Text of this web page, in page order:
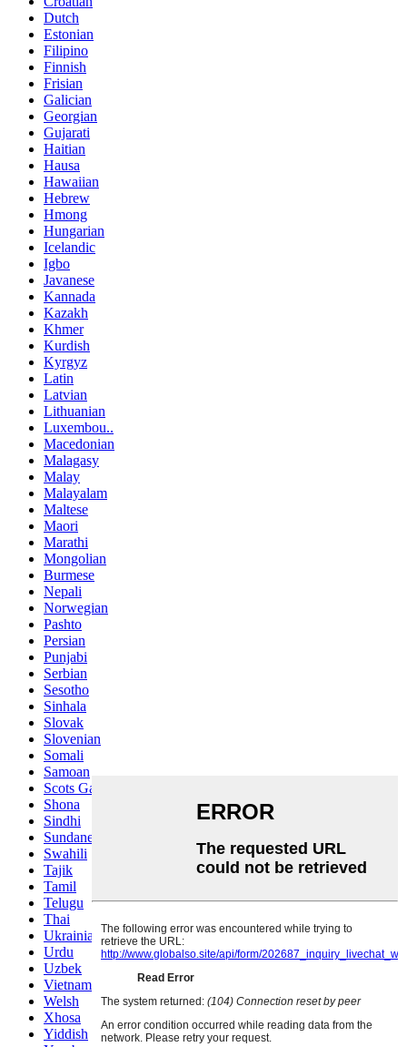
Dutch
Estonian
Filipino
Finnish
Frisian
Galician
Georgian
Gujarati
Haitian
Hausa
Hawaiian
Hebrew
Hmong
Hungarian
Icelandic
Igbo
Javanese
Kannada
Kazakh
Khmer
Kurdish
Kyrgyz
Latin
Latvian
Lithuanian
Luxembou..
Macedonian
Malagasy
Malay
Malayalam
Maltese
Maori
Marathi
Mongolian
Burmese
Nepali
Norwegian
Pashto
Persian
Punjabi
Serbian
Sesotho
Sinhala
Slovak
Slovenian
Somali
Samoan
Scots Gaelic
Shona
Sindhi
Sundanese
Swahili
Tajik
Tamil
Telugu
Thai
Ukrainian
Urdu
Uzbek
Vietnamese
Welsh
Xhosa
Yiddish